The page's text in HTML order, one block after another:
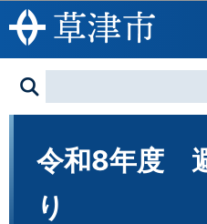
このページ
令和8年度
り